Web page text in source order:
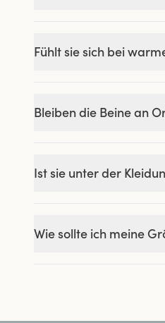
Fühlt sie sich bei
Bleiben die Beine an
Ist sie unter der
Wie sollte ich meine